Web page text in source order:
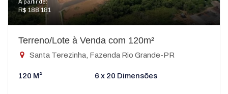
A partir de:
R$ 188.181
Terreno/Lote à Venda com 120m²
Santa Terezinha, Fazenda Rio Grande-PR
120 M² 6 x 20 Dimensões